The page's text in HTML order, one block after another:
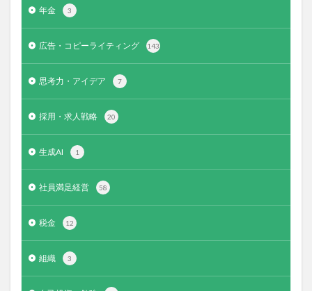
年金 3
広告・コピーライティング 143
思考力・アイデア 7
採用・求人戦略 20
生成AI 1
社員満足経営 58
税金 12
組織 3